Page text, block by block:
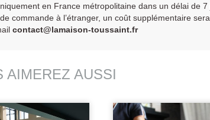
en France métropolitaine dans un délai de 7
commande à l’étranger, un coût supplémentaire
contact@lamaison-toussaint.fr
AIMEREZ AUSSI